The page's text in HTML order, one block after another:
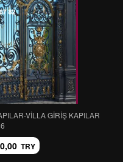
VİLLA GİRİŞ KAPILAR
0,00 TRY